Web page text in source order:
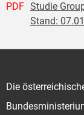
PDF Studie
Stand:
Die